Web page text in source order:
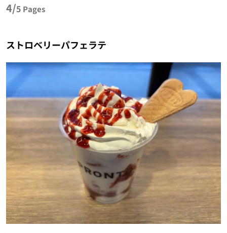
4/5 Pages
ストロベリーパフェラテ